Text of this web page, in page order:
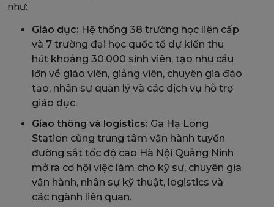
như:
Giáo dục: Hệ thống 38 trường học liên cấp
và 7 trường đại học quốc tế dự kiến thu
hút khoảng 30.000 sinh viên, tạo nhu cầu
lớn về giáo viên, giảng viên, chuyên gia đào
tạo, nhân sự quản lý và các dịch vụ hỗ trợ
giáo dục.
Giao thông và logistics: Ga Hạ Long
Station cùng trung tâm vận hành tuyến
đường sắt tốc độ cao Hà Nội Quảng Ninh
mở ra cơ hội việc làm cho kỹ sư, chuyên gia
vận hành, nhân sự kỹ thuật, logistics và
các ngành liên quan.